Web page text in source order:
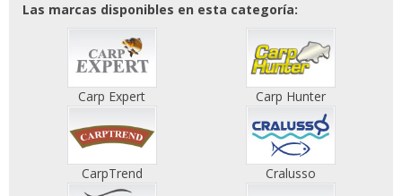
Las marcas disponibles en esta categoría:
Carp Expert Carp Hunter
CarpTrend Cralusso